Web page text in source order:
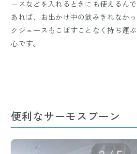
ースなどを入れるときにも使えるん
あれば、お出かけ中の飲みきれなか
クジュースもこぼすことなく持ち運
心です。
便利なサーモスプーン